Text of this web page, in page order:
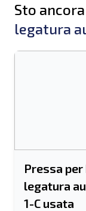
Sto
legatura
Pressa
legatura
1-C usata